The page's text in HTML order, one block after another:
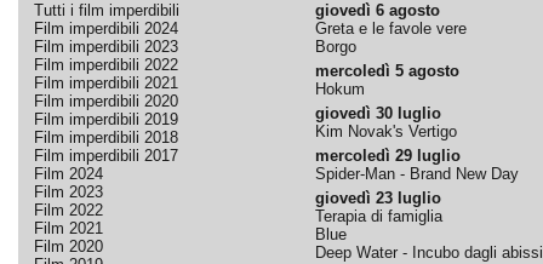
Tutti i film imperdibili
Film imperdibili 2024
Film imperdibili 2023
Film imperdibili 2022
Film imperdibili 2021
Film imperdibili 2020
Film imperdibili 2019
Film imperdibili 2018
Film imperdibili 2017
Film 2024
Film 2023
Film 2022
Film 2021
Film 2020
giovedì 6 agosto
Greta e le favole vere
Borgo
mercoledì 5 agosto
Hokum
giovedì 30 luglio
Kim Novak's Vertigo
mercoledì 29 luglio
Spider-Man - Brand New Day
giovedì 23 luglio
Terapia di famiglia
Blue
Deep Water - Incubo dagli abissi